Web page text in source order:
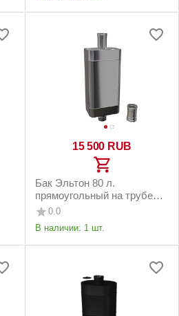
15 500 RUB
Бак Эльтон 80 л.
прямоугольный на трубе
Ø115 (AISI 201/1.0)
0.0
В наличии: 1 шт.